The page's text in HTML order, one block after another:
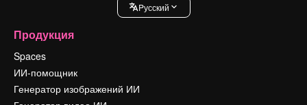
Pусский
Продукция
Spaces
ИИ-помощник
Генератор изображений ИИ